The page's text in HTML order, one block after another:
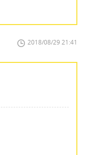
2018/08/29 21:41